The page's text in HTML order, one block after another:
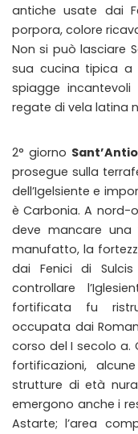
antiche usate dai
porpora, colore
Non si può lasciare
sua cucina tipica a
spiagge
regate di vela latina
2° giorno
prosegue sulla
dell’Igelsiente e
è Carbonia. A nord-
deve mancare
manufatto, la
dai Fenici di
controllare
fortificata fu
occupata dai
corso del I secolo a.
fortificazioni,
strutture di età
emergono anche i
Astarte; l’area